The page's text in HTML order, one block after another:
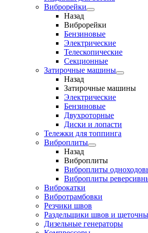
Виброрейки
Назад
Виброрейки
Бензиновые
Электрические
Телескопические
Секционные
Затирочные машины
Назад
Затирочные машины
Электрические
Бензиновые
Двухроторные
Диски и лопасти
Тележки для топпинга
Виброплиты
Назад
Виброплиты
Виброплиты
Виброплиты
Виброкатки
Вибротрамбовки
Резчики швов
Раздельщики швов и
Дизельные генераторы